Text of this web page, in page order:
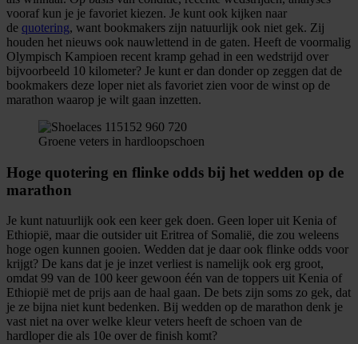
informatie over uw gebruik van onze site met onze
partners voor social media, adverteren en analyse. Deze
partners kunnen deze gegevens combineren met andere
informatie die u aan ze heeft verstrekt of die ze hebben
verzameld op basis van uw gebruik van hun services.
vooraf kun je je favoriet kiezen. Je kunt ook kijken naar
de quotering, want bookmakers zijn natuurlijk ook niet gek. Zij
houden het nieuws ook nauwlettend in de gaten. Heeft de voormalig
Olympisch Kampioen recent kramp gehad in een wedstrijd over
bijvoorbeeld 10 kilometer? Je kunt er dan donder op zeggen dat de
bookmakers deze loper niet als favoriet zien voor de winst op de
marathon waarop je wilt gaan inzetten.
Groene veters in hardloopschoen
Hoge quotering en flinke odds bij het wedden op de
marathon
Je kunt natuurlijk ook een keer gek doen. Geen loper uit Kenia of
Ethiopië, maar die outsider uit Eritrea of Somalië, die zou weleens
hoge ogen kunnen gooien. Wedden dat je daar ook flinke odds voor
krijgt? De kans dat je je inzet verliest is namelijk ook erg groot,
omdat 99 van de 100 keer gewoon één van de toppers uit Kenia of
Ethiopië met de prijs aan de haal gaan. De bets zijn soms zo gek, dat
je ze bijna niet kunt bedenken. Bij wedden op de marathon denk je
vast niet na over welke kleur veters heeft de schoen van de
hardloper die als 10e over de finish komt?